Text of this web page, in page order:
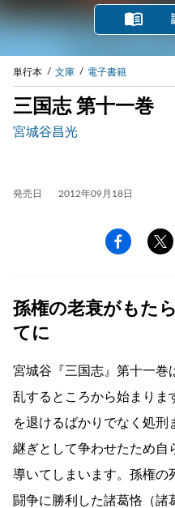
単行本 文庫 電子書籍
三国志 第十一巻
宮城谷昌光
発売日 2012年09月18日
孫権の老衰がもた
てに
宮城谷『三国志』第十一巻
乱するところから始まりま
を退けるばかりでなく処
継ぎとして争わせたため自
導いてしまいます。孫権の
闘争に勝利した諸葛恪（諸